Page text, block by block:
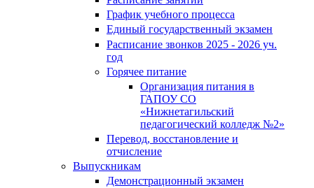
График учебного процесса
Единый государственный экзамен
Расписание звонков 2025 - 2026 уч.
год
Горячее питание
Организация питания в
ГАПОУ СО
«Нижнетагильский
педагогический колледж №2»
Перевод, восстановление и
отчисление
Выпускникам
Демонстрационный экзамен